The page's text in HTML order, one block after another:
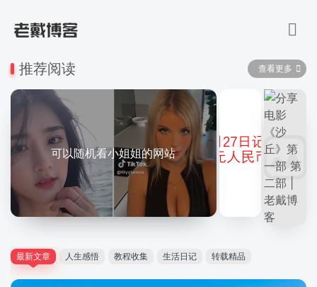
推荐阅读 查看更多
可以随机看小姐姐的网站
最新文章 人生感悟 教程收集 生活日记 转载精品